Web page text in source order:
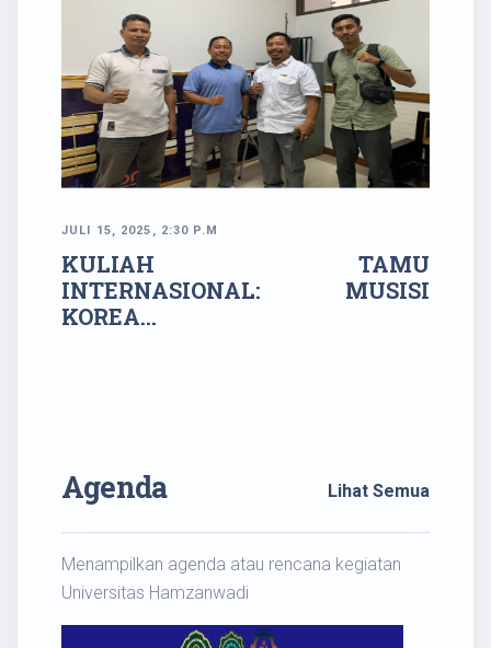
JULI 15, 2025, 2:30 P.M
KULIAH TAMU
INTERNASIONAL: MUSISI
KOREA…
Agenda Lihat Semua
Menampilkan agenda atau rencana kegiatan
Universitas Hamzanwadi